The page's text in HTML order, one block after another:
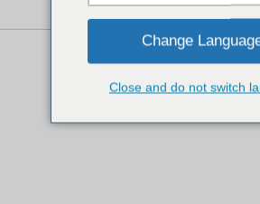
Change
Close and do not switch